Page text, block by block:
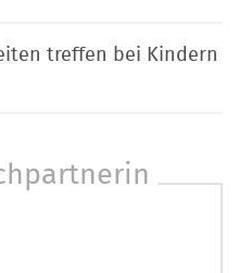
treffen bei Kindern